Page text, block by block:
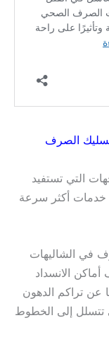
تسليك الصرف
التي تستفيد
خدمات أكثر سرعة
في الشاليهات
الانسداد
عن تراكم الدهون
تتسلل إلى الخطوط